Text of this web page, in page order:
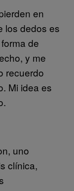
en
los dedos es
de
y me
recuerdo
Mi idea es
uno
clínica,